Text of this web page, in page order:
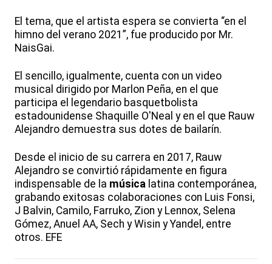
El tema, que el artista espera se convierta “en el
himno del verano 2021”, fue producido por Mr.
NaisGai.
El sencillo, igualmente, cuenta con un video
musical dirigido por Marlon Peña, en el que
participa el legendario basquetbolista
estadounidense Shaquille O'Neal y en el que Rauw
Alejandro demuestra sus dotes de bailarín.
Desde el inicio de su carrera en 2017, Rauw
Alejandro se convirtió rápidamente en figura
indispensable de la música latina contemporánea,
grabando exitosas colaboraciones con Luis Fonsi,
J Balvin, Camilo, Farruko, Zion y Lennox, Selena
Gómez, Anuel AA, Sech y Wisin y Yandel, entre
otros. EFE